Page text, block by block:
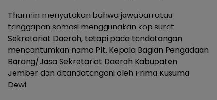
Thamrin menyatakan bahwa jawaban atau
tanggapan somasi menggunakan kop surat
Sekretariat Daerah, tetapi pada tandatangan
mencantumkan nama Plt. Kepala Bagian Pengadaan
Barang/Jasa Sekretariat Daerah Kabupaten
Jember dan ditandatangani oleh Prima Kusuma
Dewi.